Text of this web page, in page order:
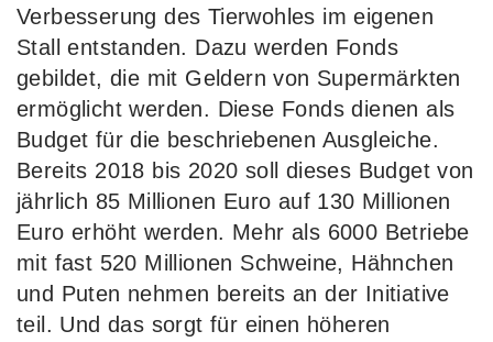
Verbesserung des Tierwohles im eigenen
Stall entstanden. Dazu werden Fonds
gebildet, die mit Geldern von Supermärkten
ermöglicht werden. Diese Fonds dienen als
Budget für die beschriebenen Ausgleiche.
Bereits 2018 bis 2020 soll dieses Budget von
jährlich 85 Millionen Euro auf 130 Millionen
Euro erhöht werden. Mehr als 6000 Betriebe
mit fast 520 Millionen Schweine, Hähnchen
und Puten nehmen bereits an der Initiative
teil. Und das sorgt für einen höheren